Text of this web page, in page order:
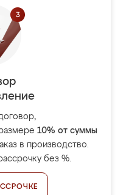
10% от суммы
в производство.
без %.